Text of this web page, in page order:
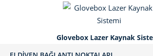
Glovebox Lazer Kaynak